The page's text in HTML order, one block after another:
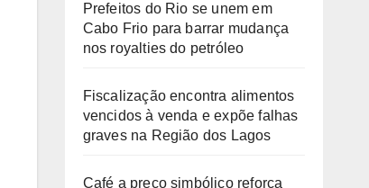
Prefeitos do Rio se unem em
Cabo Frio para barrar mudança
nos royalties do petróleo
Fiscalização encontra alimentos
vencidos à venda e expõe falhas
graves na Região dos Lagos
Café a preço simbólico reforça